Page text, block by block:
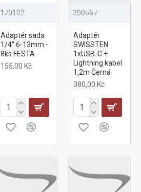
170102
Adaptér sada
1/4" 6-13mm -
8ks FESTA
155,00 Kč
200567
Adaptér
SWISSTEN
1xUSB-C +
Lightning kabel
1,2m Černá
380,00 Kč